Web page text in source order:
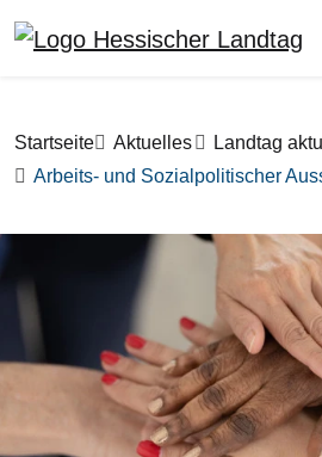
Pfadnavigation
Startseite Aktuelles Landtag
Arbeits- und Sozialpolitischer